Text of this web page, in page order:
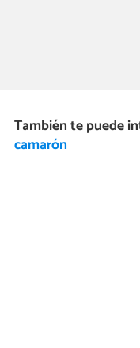
También te puede
camarón